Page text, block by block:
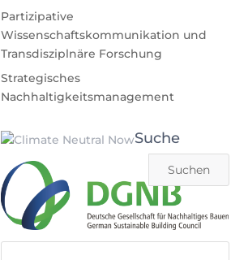
Partizipative
Wissenschaftskommunikation und
Transdisziplnäre Forschung
Strategisches
Nachhaltigkeitsmanagement
Suche